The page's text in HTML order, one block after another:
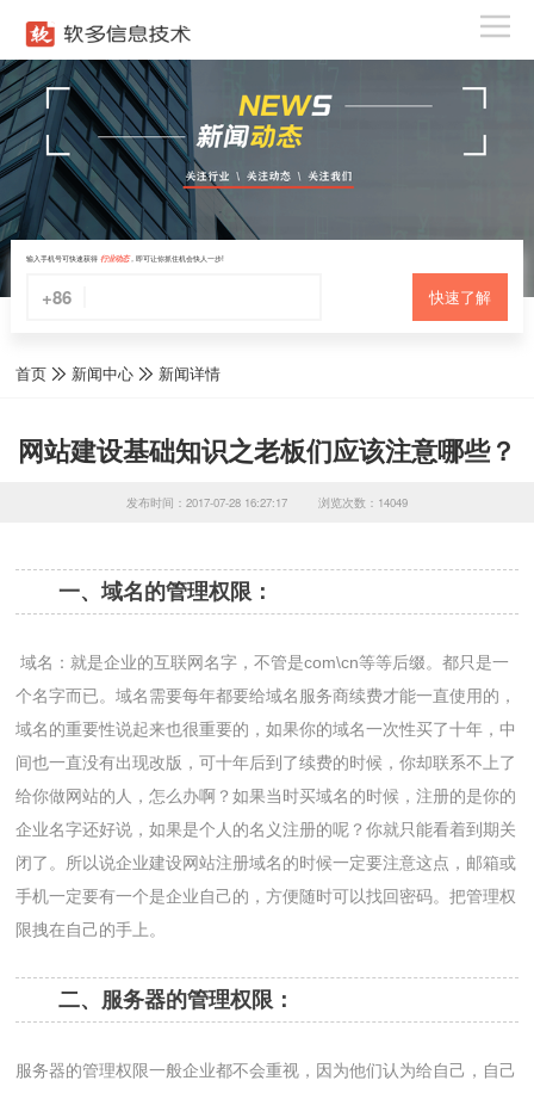
输入手机号可快速获得 行业动态，即可让你抓住机会快人一步!
+86 快速了解
首页 新闻中心 新闻详情
网站建设基础知识之老板们应该注意哪些？
发布时间：2017-07-28 16:27:17 浏览次数：14049
一、域名的管理权限：
域名：就是企业的互联网名字，不管是com\cn等等后缀。都只是一
个名字而已。域名需要每年都要给域名服务商续费才能一直使用的，
域名的重要性说起来也很重要的，如果你的域名一次性买了十年，中
间也一直没有出现改版，可十年后到了续费的时候，你却联系不上了
给你做网站的人，怎么办啊？如果当时买域名的时候，注册的是你的
企业名字还好说，如果是个人的名义注册的呢？你就只能看着到期关
闭了。所以说企业建设网站注册域名的时候一定要注意这点，邮箱或
手机一定要有一个是企业自己的，方便随时可以找回密码。把管理权
限拽在自己的手上。
二、服务器的管理权限：
服务器的管理权限一般企业都不会重视，因为他们认为给自己，自己